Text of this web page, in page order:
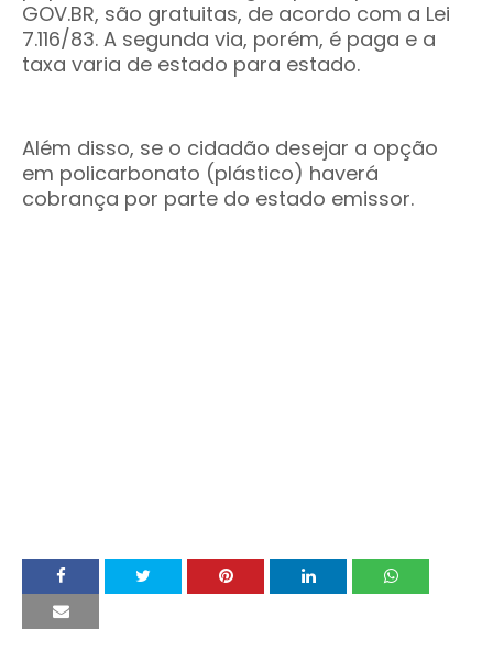
GOV.BR, são gratuitas, de acordo com a Lei
7.116/83. A segunda via, porém, é paga e a
taxa varia de estado para estado.
Além disso, se o cidadão desejar a opção
em policarbonato (plástico) haverá
cobrança por parte do estado emissor.